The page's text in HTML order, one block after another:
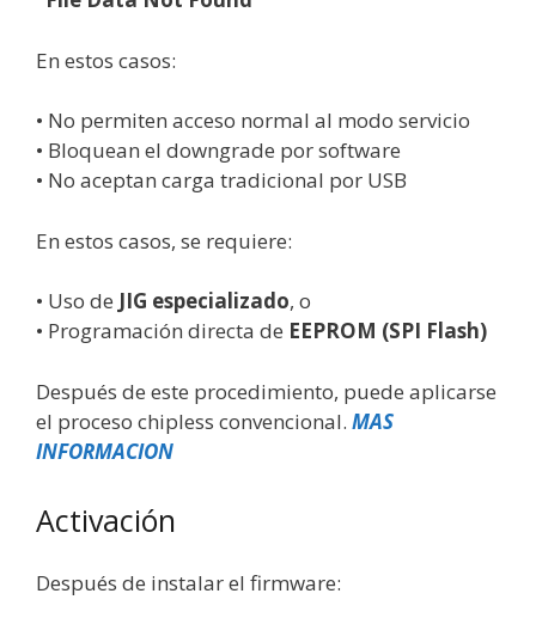
En estos casos:
• No permiten acceso normal al modo servicio
• Bloquean el downgrade por software
• No aceptan carga tradicional por USB
En estos casos, se requiere:
• Uso de JIG especializado, o
• Programación directa de EEPROM (SPI Flash)
Después de este procedimiento, puede aplicarse
el proceso chipless convencional. MAS
INFORMACION
Activación
Después de instalar el firmware: